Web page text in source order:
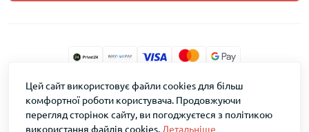
ТМ Скарб © 2026
Цей сайт використовує файли cookies для більш
комфортної роботи користувача. Продовжуючи
перегляд сторінок сайту, ви погоджуєтеся з політикою
використання файлів cookies. Детальніше